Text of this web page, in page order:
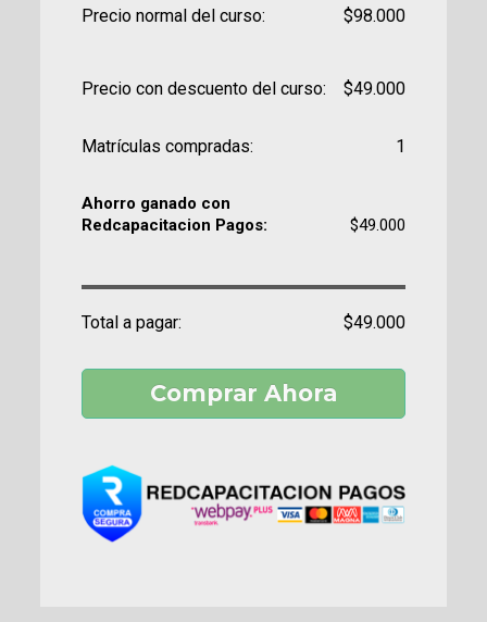
Precio normal del curso: $98.000
Precio con descuento del curso: $49.000
Matrículas compradas: 1
Ahorro ganado con
Redcapacitacion Pagos:
$49.000
Total a pagar: $49.000
Comprar Ahora